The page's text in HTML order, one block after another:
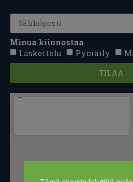
Minua kiinnostaa
Laskettelu
Pyöräily
TILAA